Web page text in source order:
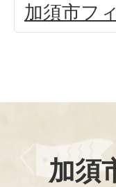
加須市フ
加須